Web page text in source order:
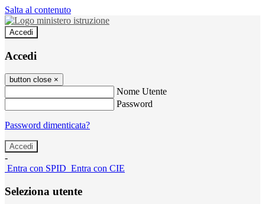
Salta al contenuto
Accedi
Accedi
button close ×
Nome Utente
Password
Password dimenticata?
-
Entra con SPID Entra con CIE
Seleziona utente